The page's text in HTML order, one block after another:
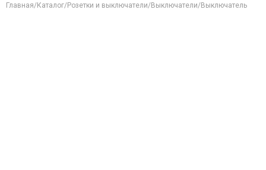
Главная/Каталог/Розетки и выключатели/Выключатели/Выключатель